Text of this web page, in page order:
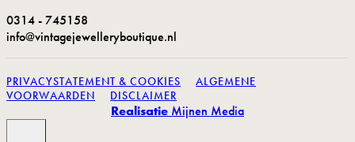
0314 - 745158
info@vintagejewelleryboutique.nl
PRIVACYSTATEMENT & COOKIES
ALGEMENE
VOORWAARDEN
DISCLAIMER
Realisatie Mijnen Media